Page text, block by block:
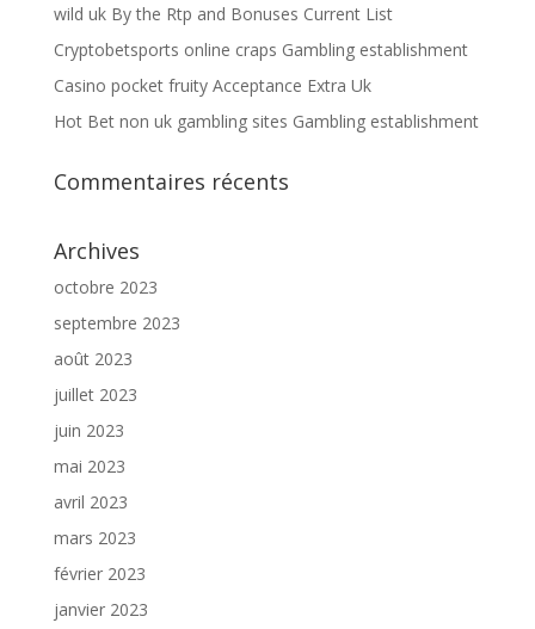
wild uk By the Rtp and Bonuses Current List
Cryptobetsports online craps Gambling establishment
Casino pocket fruity Acceptance Extra Uk
Hot Bet non uk gambling sites Gambling establishment
Commentaires récents
Archives
octobre 2023
septembre 2023
août 2023
juillet 2023
juin 2023
mai 2023
avril 2023
mars 2023
février 2023
janvier 2023